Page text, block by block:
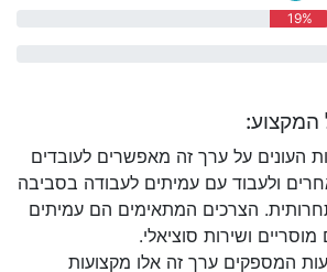
19%
המקצוע:
העונים על ערך זה מאפשרים לעובדים
ולעבוד עם עמיתים לעבודה בסביבה
תחרותית. הצרכים המתאימים הם עמיתים
ושירות סוציאלי.
המספקים ערך זה אלו מקצועות